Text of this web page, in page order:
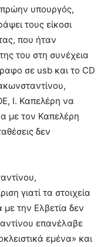
πρώην υπουργός,
τους είκοσι
που ήταν
του στη συνέχεια
σε usb και το CD
Ι. Καπελέρη να
με τον Καπελέρη
δεν
γιατί τα στοιχεία
την Ελβετία δεν
επανέλαβε
εμένα» και